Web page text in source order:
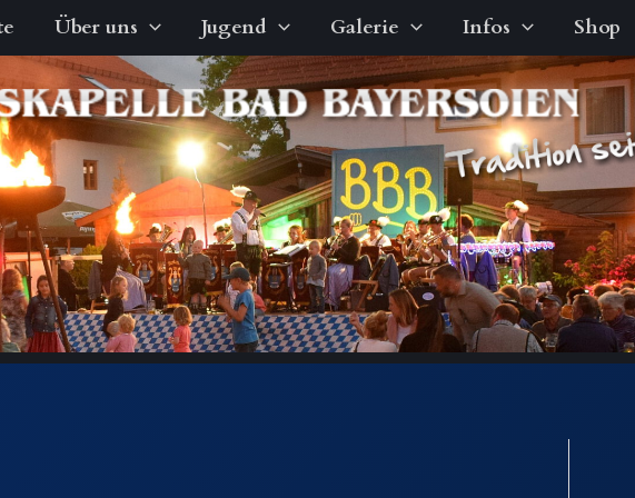
Über uns Jugend Galerie Infos Shop